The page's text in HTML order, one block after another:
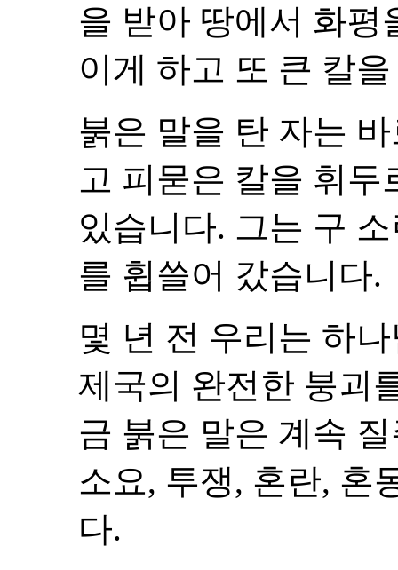
을 받아 땅에서 화평
이게 하고 또 큰 칼
붉은 말을 탄 자는
고 피묻은 칼을 휘
있습니다. 그는 구
를 휩쓸어 갔습니다.
몇 년 전 우리는 하
제국의 완전한 붕괴
금 붉은 말은 계속
소요, 투쟁, 혼란, 혼
다.